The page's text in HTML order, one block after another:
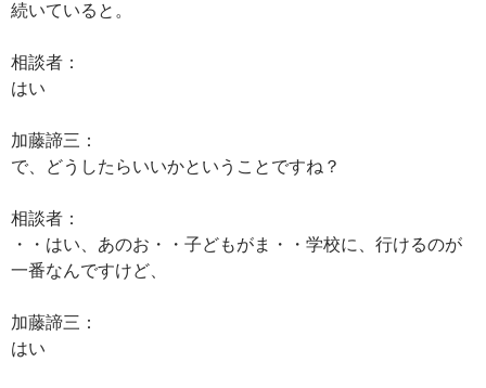
続いていると。
相談者：
はい
加藤諦三：
で、どうしたらいいかということですね？
相談者：
・・はい、あのお・・子どもがま・・学校に、行けるのが
一番なんですけど、
加藤諦三：
はい